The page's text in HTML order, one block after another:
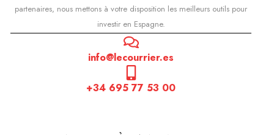
partenaires, nous mettons à votre disposition les meilleurs outils pour
investir en Espagne.
info@lecourrier.es
+34 695 77 53 00